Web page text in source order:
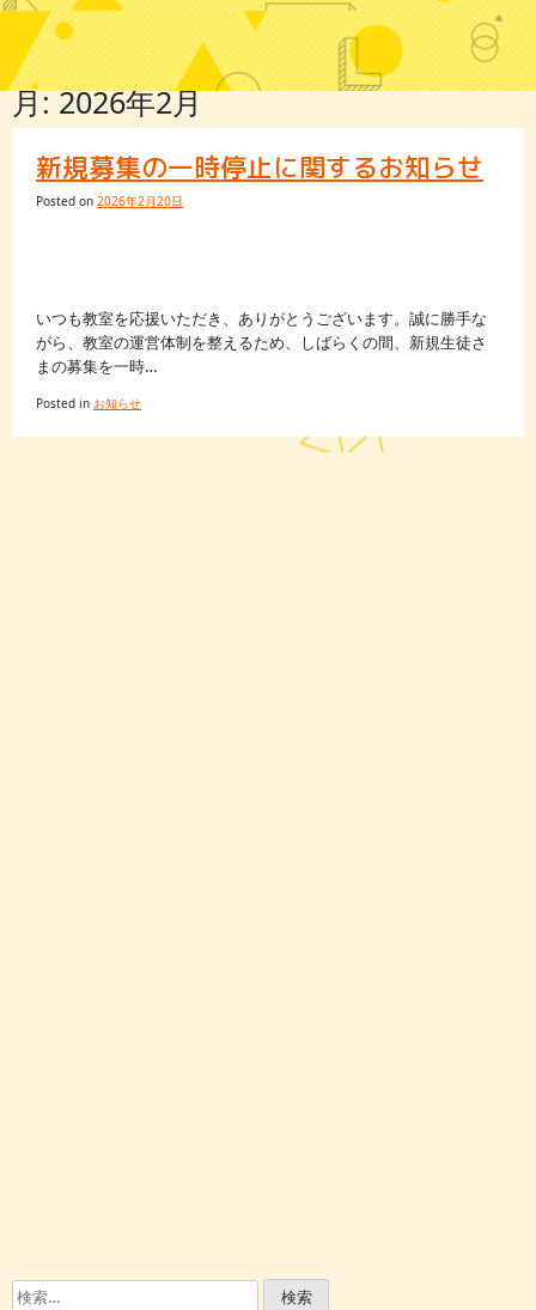
月:2026年2月
新規募集の一時停止に関するお知らせ
Posted on2026年2月20日
いつも教室を応援いただき、ありがとうございます。誠に勝手な
がら、教室の運営体制を整えるため、しばらくの間、新規生徒さ
まの募集を一時…
Posted in お知らせ
検